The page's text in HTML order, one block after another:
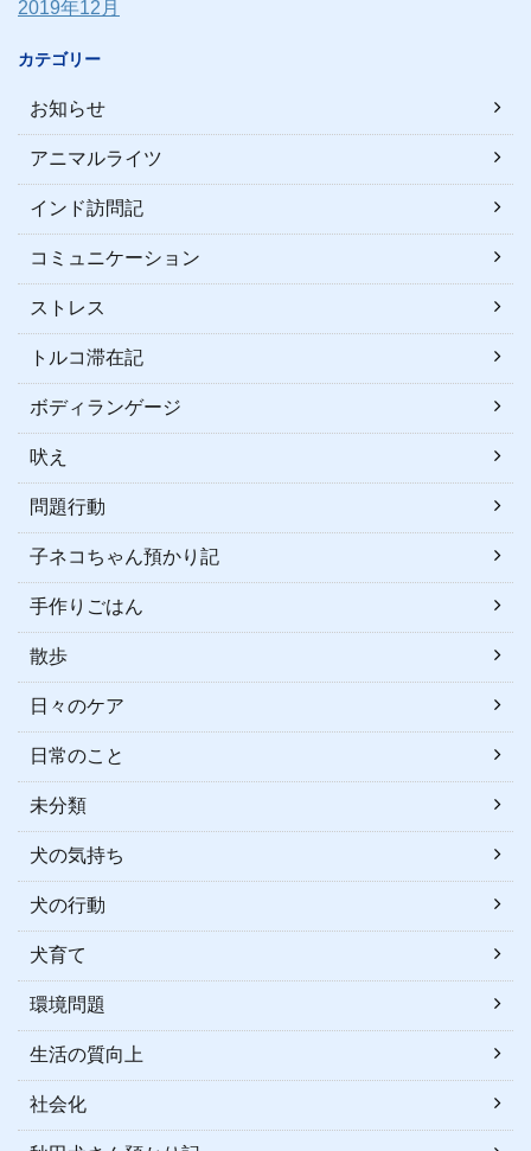
2019年12月
カテゴリー
お知らせ
アニマルライツ
インド訪問記
コミュニケーション
ストレス
トルコ滞在記
ボディランゲージ
吠え
問題行動
子ネコちゃん預かり記
手作りごはん
散歩
日々のケア
日常のこと
未分類
犬の気持ち
犬の行動
犬育て
環境問題
生活の質向上
社会化